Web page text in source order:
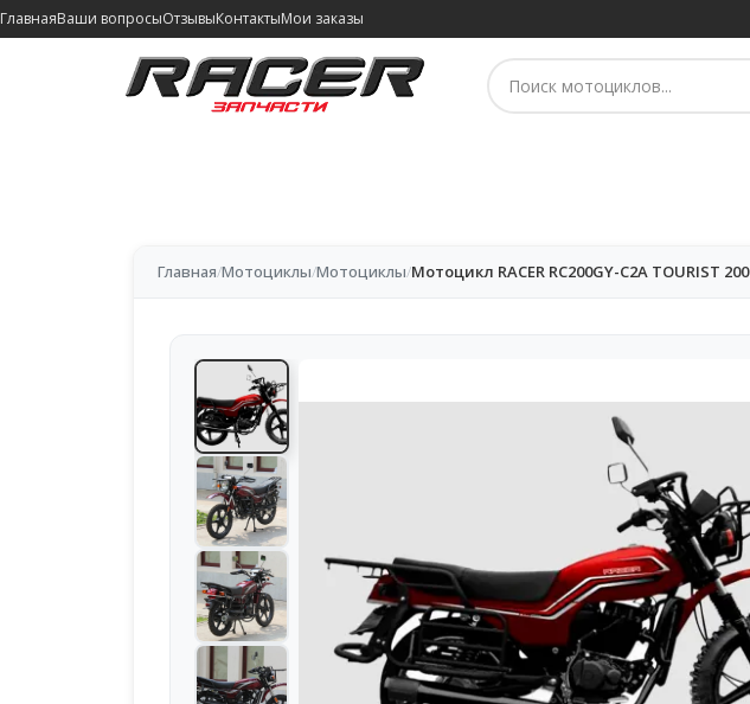
ГлавнаяВаши вопросыОтзывыКонтактыМои заказы
Главная/Мотоциклы/Мотоциклы/Мотоцикл RACER RC200GY-C2A TOURIST 200